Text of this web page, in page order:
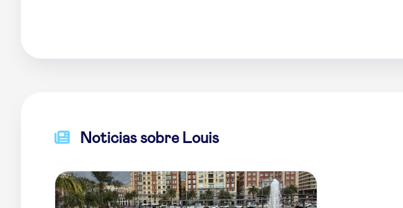
Noticias sobre Louis